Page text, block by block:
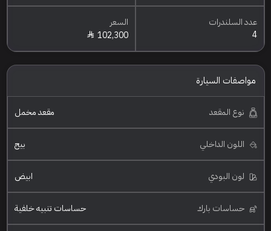
عدد السلندرات
4
السعر
102,300
مواصفات السيارة
نوع المقعد مقعد مخمل
اللون الداخلي بيج
لون البودي ابيض
حساسات بارك حساسات تنبيه خلفية